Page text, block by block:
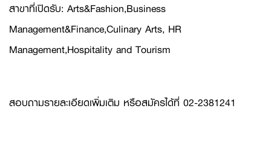
สาขาที่เปิดรับ: Arts&Fashion,Business
Management&Finance,Culinary Arts, HR
Management,Hospitality and Tourism
สอบถามรายละเอียดเพิ่มเติม หรือสมัครได้ที่ 02-2381241